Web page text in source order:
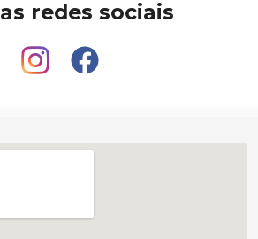
redes sociais